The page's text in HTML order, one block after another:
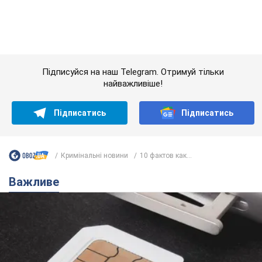
Важливе
Українці масово переносять свої мобільні
номери на одного й того самого оператора: на
який найчастіше переходять